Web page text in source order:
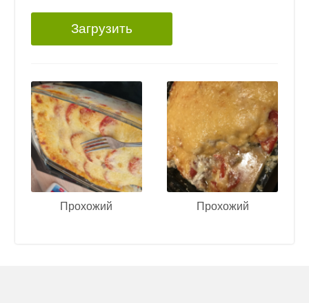
Загрузить
Прохожий Прохожий